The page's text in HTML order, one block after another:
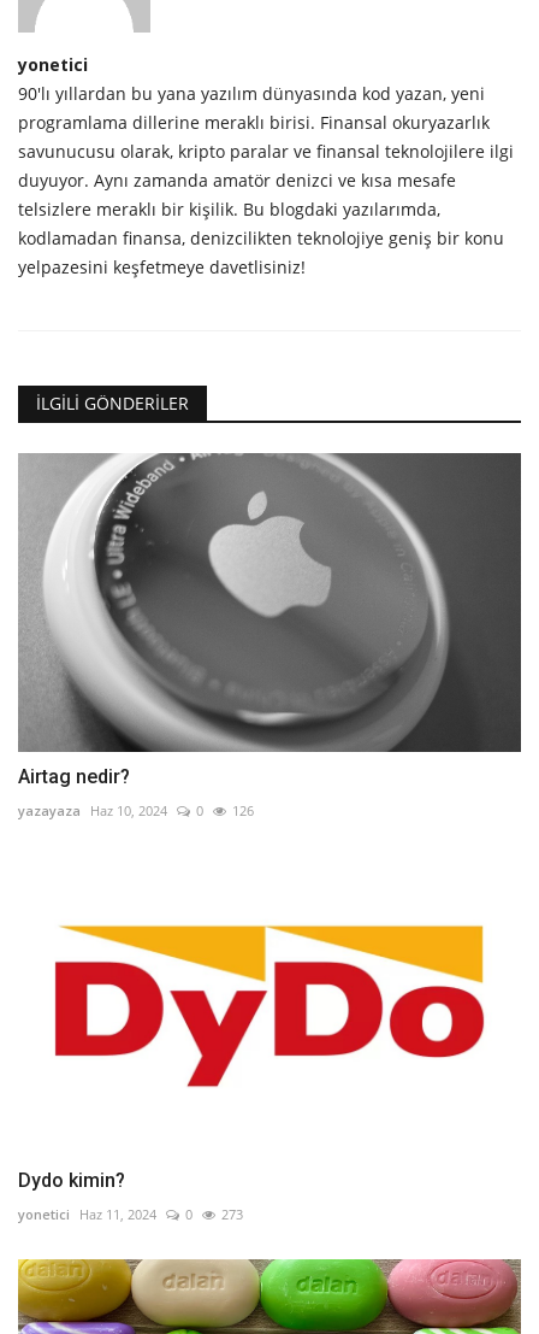
yonetici
90'lı yıllardan bu yana yazılım dünyasında kod yazan, yeni
programlama dillerine meraklı birisi. Finansal okuryazarlık
savunucusu olarak, kripto paralar ve finansal teknolojilere ilgi
duyuyor. Aynı zamanda amatör denizci ve kısa mesafe
telsizlere meraklı bir kişilik. Bu blogdaki yazılarımda,
kodlamadan finansa, denizcilikten teknolojiye geniş bir konu
yelpazesini keşfetmeye davetlisiniz!
İLGILI GÖNDERILER
Airtag nedir?
yazayaza Haz 10, 2024 0 126
Dydo kimin?
yonetici Haz 11, 2024 0 273